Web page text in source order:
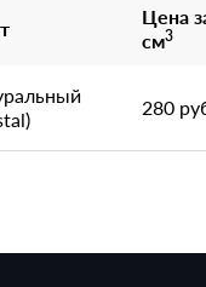
Цена
см3
280